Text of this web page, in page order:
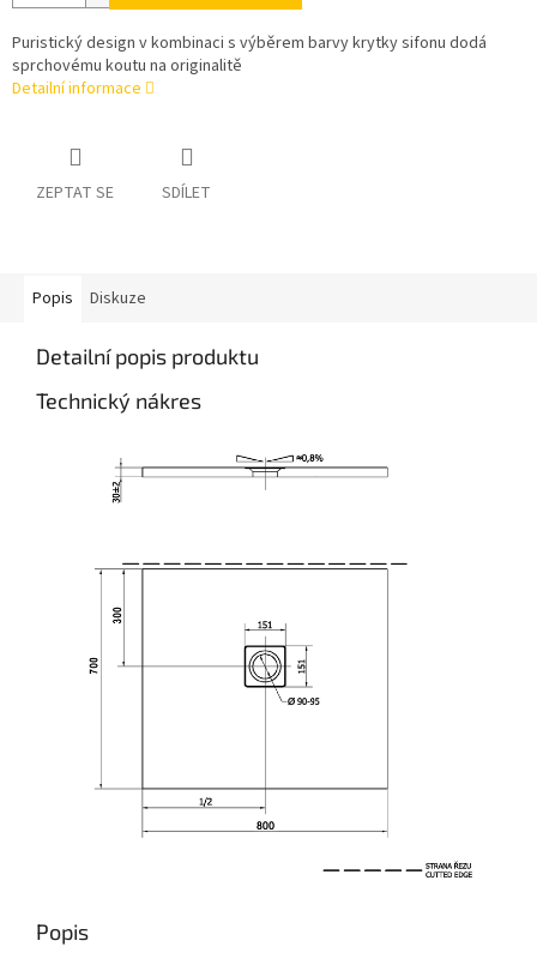
Puristický design v kombinaci s výběrem barvy krytky sifonu dodá
sprchovému koutu na originalitě
Detailní informace
ZEPTAT SE SDÍLET
Popis Diskuze
Detailní popis produktu
Technický nákres
Popis